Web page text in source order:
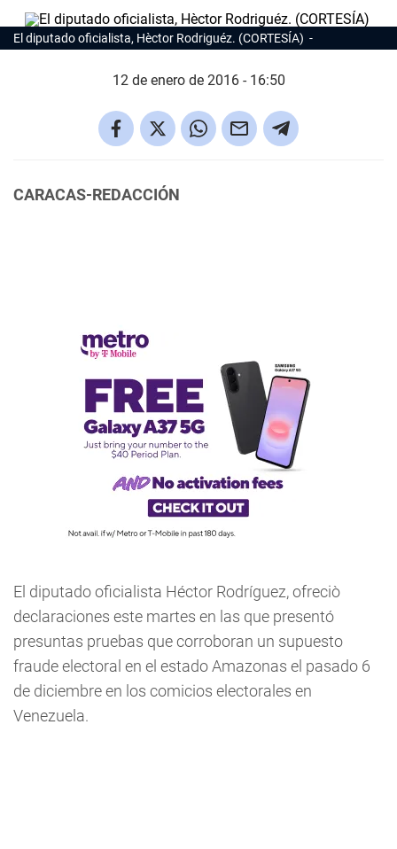
El diputado oficialista, Hèctor Rodriguéz. (CORTESÍA)
12 de enero de 2016 - 16:50
CARACAS-REDACCIÓN
El diputado oficialista Héctor Rodríguez, ofreciò
declaraciones este martes en las que presentó
presuntas pruebas que corroboran un supuesto
fraude electoral en el estado Amazonas el pasado 6
de diciembre en los comicios electorales en
Venezuela.